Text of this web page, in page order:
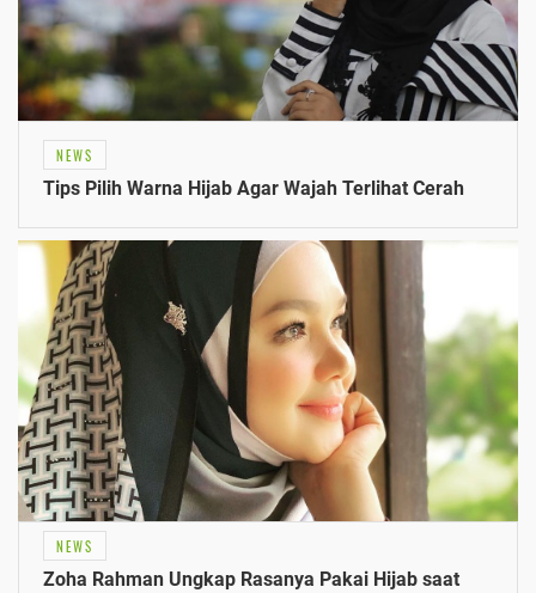
NEWS
Tips Pilih Warna Hijab Agar Wajah Terlihat Cerah
NEWS
Zoha Rahman Ungkap Rasanya Pakai Hijab saat